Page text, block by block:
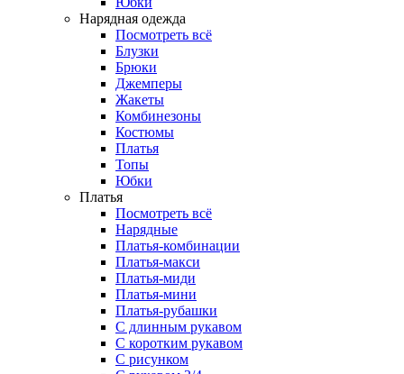
Нарядная одежда
Посмотреть всё
Блузки
Брюки
Джемперы
Жакеты
Комбинезоны
Костюмы
Платья
Топы
Юбки
Платья
Посмотреть всё
Нарядные
Платья-комбинации
Платья-макси
Платья-миди
Платья-мини
Платья-рубашки
С длинным рукавом
С коротким рукавом
С рисунком